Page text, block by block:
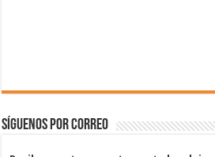
Síguenos por correo